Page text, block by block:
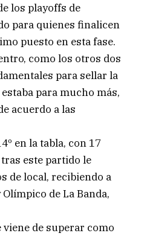
los playoffs de
para quienes finalicen
puesto en esta fase.
como los otros dos
para sellar la
para mucho más,
acuerdo a las
en la tabla, con 17
este partido le
de local, recibiendo a
de La Banda,
viene de superar como